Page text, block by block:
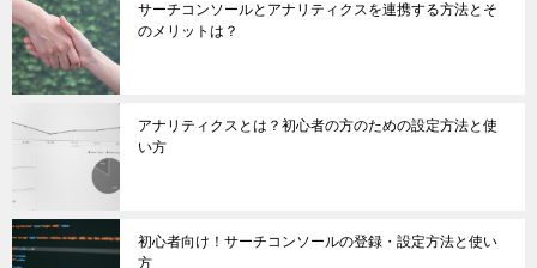
サーチコンソールとアナリティクスを連携する方法とそ
のメリットは？
アナリティクスとは？初心者の方のための設定方法と使
い方
初心者向け！サーチコンソールの登録・設定方法と使い
方